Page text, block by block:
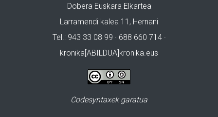
Dobera Euskara Elkartea
Larramendi kalea 11, Hernani
Tel.: 943 33 08 99 · 688 660 714 ·
kronika[ABILDUA]kronika.eus
Codesyntaxek garatua